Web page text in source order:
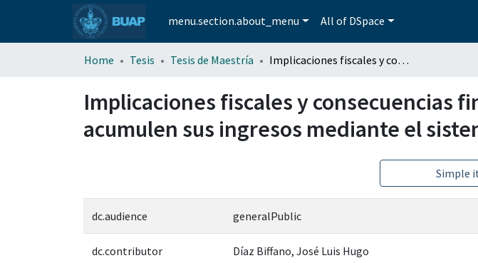
menu.section.about_menu All of DSpace
Home Tesis Tesis de Maestría Implicaciones fiscales y consecuencias financieras en las personas morales que acumulen sus ingresos mediante el sistema de base de efectivo
Implicaciones fiscales y consecuencias
acumulen sus ingresos mediante el
Simple
dc.audience generalPublic
dc.contributor Díaz Biffano, José Luis Hugo